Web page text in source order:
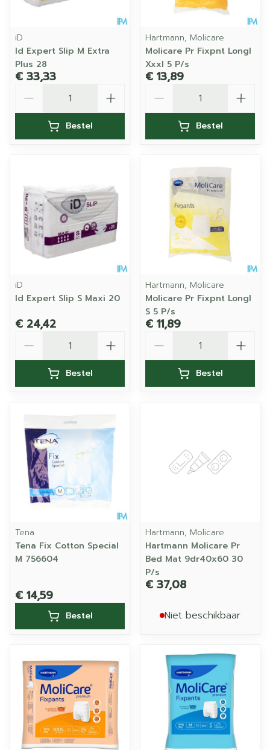
iD
Id Expert Slip M Extra
Plus 28
€ 33,33
Bestel
Hartmann, Molicare
Molicare Pr Fixpnt Longl
Xxxl 5 P/s
€ 13,89
Bestel
iD
Id Expert Slip S Maxi 20
€ 24,42
Bestel
Hartmann, Molicare
Molicare Pr Fixpnt Longl
S 5 P/s
€ 11,89
Bestel
Tena
Tena Fix Cotton Special
M 756604
€ 14,59
Bestel
Hartmann, Molicare
Hartmann Molicare Pr
Bed Mat 9dr40x60 30
P/s
€ 37,08
Niet beschikbaar